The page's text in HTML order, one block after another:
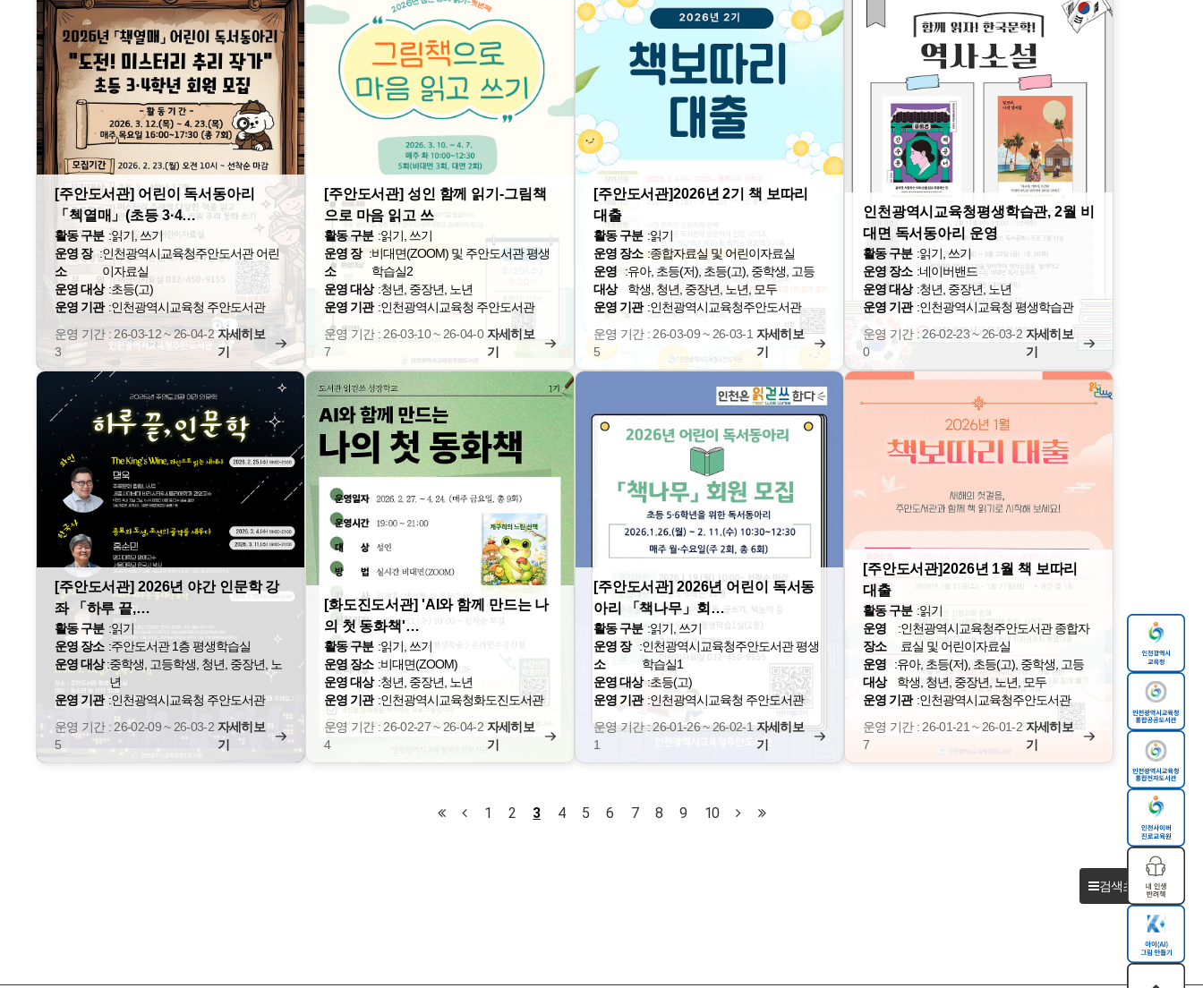
[주안도서관] 어린이 독서동아리
「첵열매」(초등 3·4…
활동 구분 :읽기, 쓰기
운영 장
소
:인천광역시교육청주안도서관 어린
이자료실
운영 대상 :초등(고)
운영 기관 :인천광역시교육청 주안도서관
운영 기간 : 26-03-12 ~ 26-04-2
3
자세히보
기
[주안도서관] 성인 함께 읽기-그림책
으로 마음 읽고 쓰
활동 구분 :읽기, 쓰기
운영 장
소
:비대면(ZOOM) 및 주안도서관 평생
학습실2
운영 대상 :청년, 중장년, 노년
운영 기관 :인천광역시교육청 주안도서관
운영 기간 : 26-03-10 ~ 26-04-0
7
자세히보
기
[주안도서관]2026년 2기 책 보따리
대출
활동 구분 :읽기
운영 장소 :종합자료실 및 어린이자료실
운영
대상
:유아, 초등(저), 초등(고), 중학생, 고등
학생, 청년, 중장년, 노년, 모두
운영 기관 :인천광역시교육청주안도서관
운영 기간 : 26-03-09 ~ 26-03-1
5
자세히보
기
인천광역시교육청평생학습관, 2월 비
대면 독서동아리 운영
활동 구분 :읽기, 쓰기
운영 장소 :네이버밴드
운영 대상 :청년, 중장년, 노년
운영 기관 :인천광역시교육청 평생학습관
운영 기간 : 26-02-23 ~ 26-03-2
0
자세히보
기
[주안도서관] 2026년 야간 인문학 강
좌 「하루 끝,…
활동 구분 :읽기
운영 장소 :주안도서관 1층 평생학습실
운영 대상:중학생, 고등학생, 청년, 중장년, 노
년
운영 기관 :인천광역시교육청 주안도서관
운영 기간 : 26-02-09 ~ 26-03-2
5
자세히보
기
[화도진도서관] 'AI와 함께 만드는 나
의 첫 동화책'…
활동 구분 :읽기, 쓰기
운영 장소 :비대면(ZOOM)
운영 대상 :청년, 중장년, 노년
운영 기관 :인천광역시교육청화도진도서관
운영 기간 : 26-02-27 ~ 26-04-2
4
자세히보
기
[주안도서관] 2026년 어린이 독서동
아리 「책나무」회…
활동 구분 :읽기, 쓰기
운영 장
소
:인천광역시교육청주안도서관 평생
학습실1
운영 대상 :초등(고)
운영 기관 :인천광역시교육청 주안도서관
운영 기간 : 26-01-26 ~ 26-02-1
1
자세히보
기
[주안도서관]2026년 1월 책 보따리
대출
활동 구분 :읽기
운영
장소
:인천광역시교육청주안도서관 종합자
료실 및 어린이자료실
운영
대상
:유아, 초등(저), 초등(고), 중학생, 고등
학생, 청년, 중장년, 노년, 모두
운영 기관 :인천광역시교육청주안도서관
운영 기간 : 26-01-21 ~ 26-01-2
7
자세히보
기
1 2 3 4 5 6 7 8 9 10
검색초기화